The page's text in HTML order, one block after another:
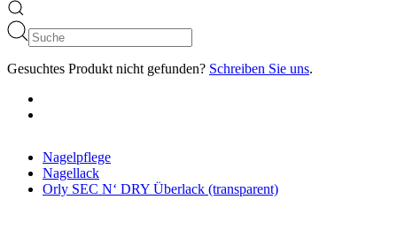
Gesuchtes Produkt nicht gefunden? Schreiben Sie uns.
Nagelpflege
Nagellack
Orly SEC N‘ DRY Überlack (transparent)